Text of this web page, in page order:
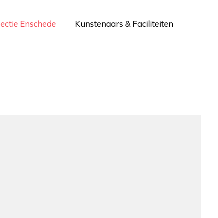
Enschede Kunstenaars & Faciliteiten